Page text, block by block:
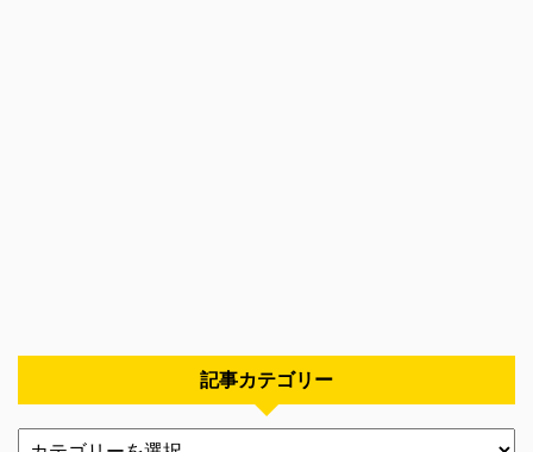
記事カテゴリー